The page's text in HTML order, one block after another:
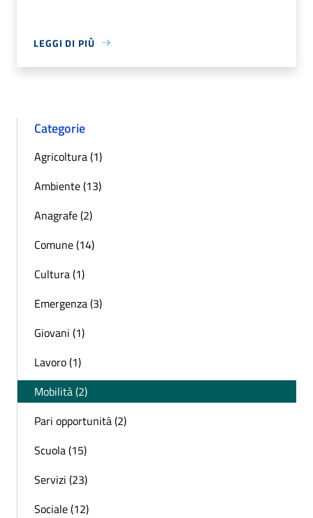
LEGGI DI PIÙ
Categorie
Agricoltura (1)
Ambiente (13)
Anagrafe (2)
Comune (14)
Cultura (1)
Emergenza (3)
Giovani (1)
Lavoro (1)
Mobilità (2)
Pari opportunità (2)
Scuola (15)
Servizi (23)
Sociale (12)